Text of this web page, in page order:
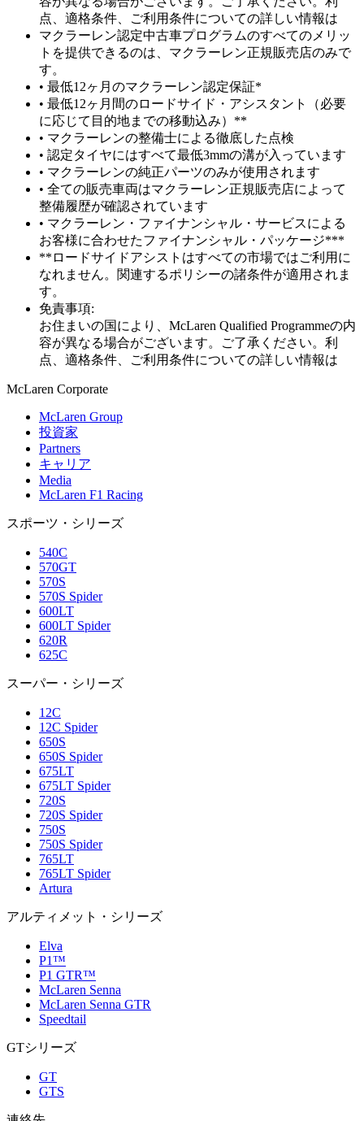
点、適格条件、ご利用条件についての詳しい情報は
マクラーレン認定中古車プログラムのすべてのメリッ
トを提供できるのは、マクラーレン正規販売店のみで
す。
• 最低12ヶ月のマクラーレン認定保証*
• 最低12ヶ月間のロードサイド・アシスタント（必要
に応じて目的地までの移動込み）**
• マクラーレンの整備士による徹底した点検
• 認定タイヤにはすべて最低3mmの溝が入っています
• マクラーレンの純正パーツのみが使用されます
• 全ての販売車両はマクラーレン正規販売店によって
整備履歴が確認されています
• マクラーレン・ファイナンシャル・サービスによる
お客様に合わせたファイナンシャル・パッケージ***
**ロードサイドアシストはすべての市場ではご利用に
なれません。関連するポリシーの諸条件が適用されま
す。
免責事項:
お住まいの国により、McLaren Qualified Programmeの内
容が異なる場合がございます。ご了承ください。利
点、適格条件、ご利用条件についての詳しい情報は
McLaren Corporate
McLaren Group
投資家
Partners
キャリア
Media
McLaren F1 Racing
スポーツ・シリーズ
540C
570GT
570S
570S Spider
600LT
600LT Spider
620R
625C
スーパー・シリーズ
12C
12C Spider
650S
650S Spider
675LT
675LT Spider
720S
720S Spider
750S
750S Spider
765LT
765LT Spider
Artura
アルティメット・シリーズ
Elva
P1™
P1 GTR™
McLaren Senna
McLaren Senna GTR
Speedtail
GTシリーズ
GT
GTS